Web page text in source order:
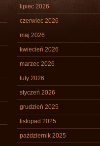
lipiec 2026
czerwiec 2026
maj 2026
kwiecień 2026
marzec 2026
luty 2026
styczeń 2026
grudzień 2025
listopad 2025
październik 2025